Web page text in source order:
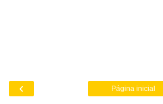
‹ Página inicial